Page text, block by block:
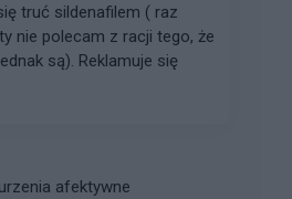
truć sildenafilem ( raz
nie polecam z racji tego, że
są). Reklamuje się
afektywne